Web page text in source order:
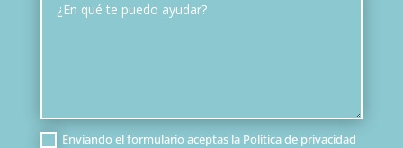
Enviando el formulario aceptas la Política de privacidad